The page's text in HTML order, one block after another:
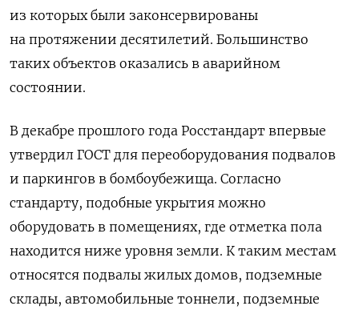
из которых были законсервированы
на протяжении десятилетий. Большинство
таких объектов оказались в аварийном
состоянии.
В декабре прошлого года Росстандарт впервые
утвердил ГОСТ для переоборудования подвалов
и паркингов в бомбоубежища. Согласно
стандарту, подобные укрытия можно
оборудовать в помещениях, где отметка пола
находится ниже уровня земли. К таким местам
относятся подвалы жилых домов, подземные
склады, автомобильные тоннели, подземные